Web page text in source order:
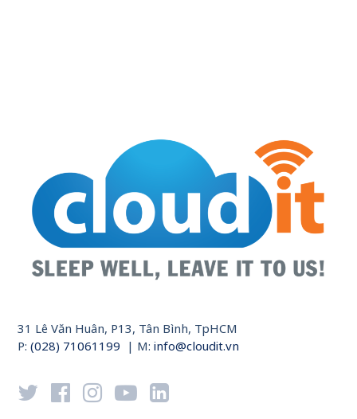
31 Lê Văn Huân, P13, Tân Bình, TpHCM
P:(028) 71061199 | M:info@cloudit.vn